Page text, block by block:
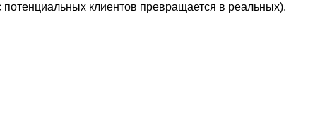
клиентов превращается в реальных).